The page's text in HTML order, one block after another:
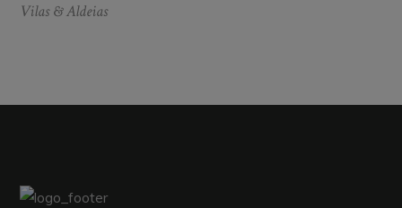
Vilas & Aldeias